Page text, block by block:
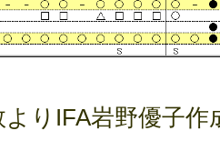
りIFA岩野優子作